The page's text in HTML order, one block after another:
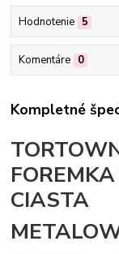
Hodnotenie 5
Komentáre 0
Kompletné
CIASTA